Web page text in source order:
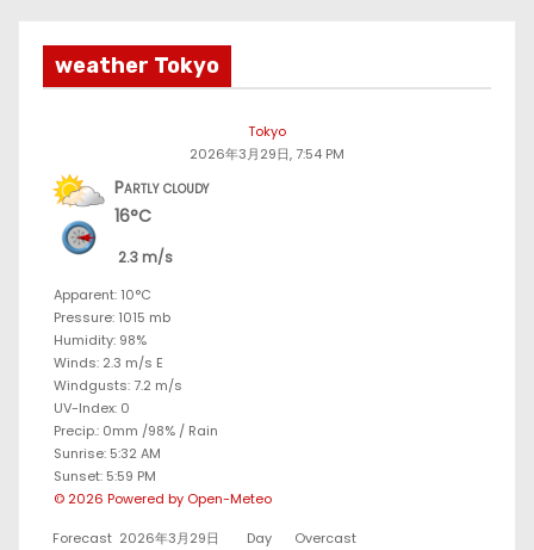
weather Tokyo
Tokyo
2026年3月29日, 7:54 PM
Partly cloudy
16°C
2.3 m/s
Apparent: 10°C
Pressure: 1015 mb
Humidity: 98%
Winds: 2.3 m/s E
Windgusts: 7.2 m/s
UV-Index: 0
Precip.: 0mm /98% / Rain
Sunrise: 5:32 AM
Sunset: 5:59 PM
© 2026 Powered by Open-Meteo
Forecast 2026年3月29日 Day
Overcast